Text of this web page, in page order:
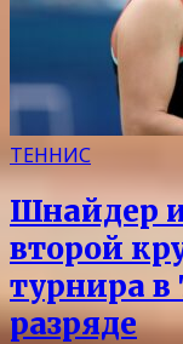
ТЕННИС
Шнайдер
второй
турнира в
разряде